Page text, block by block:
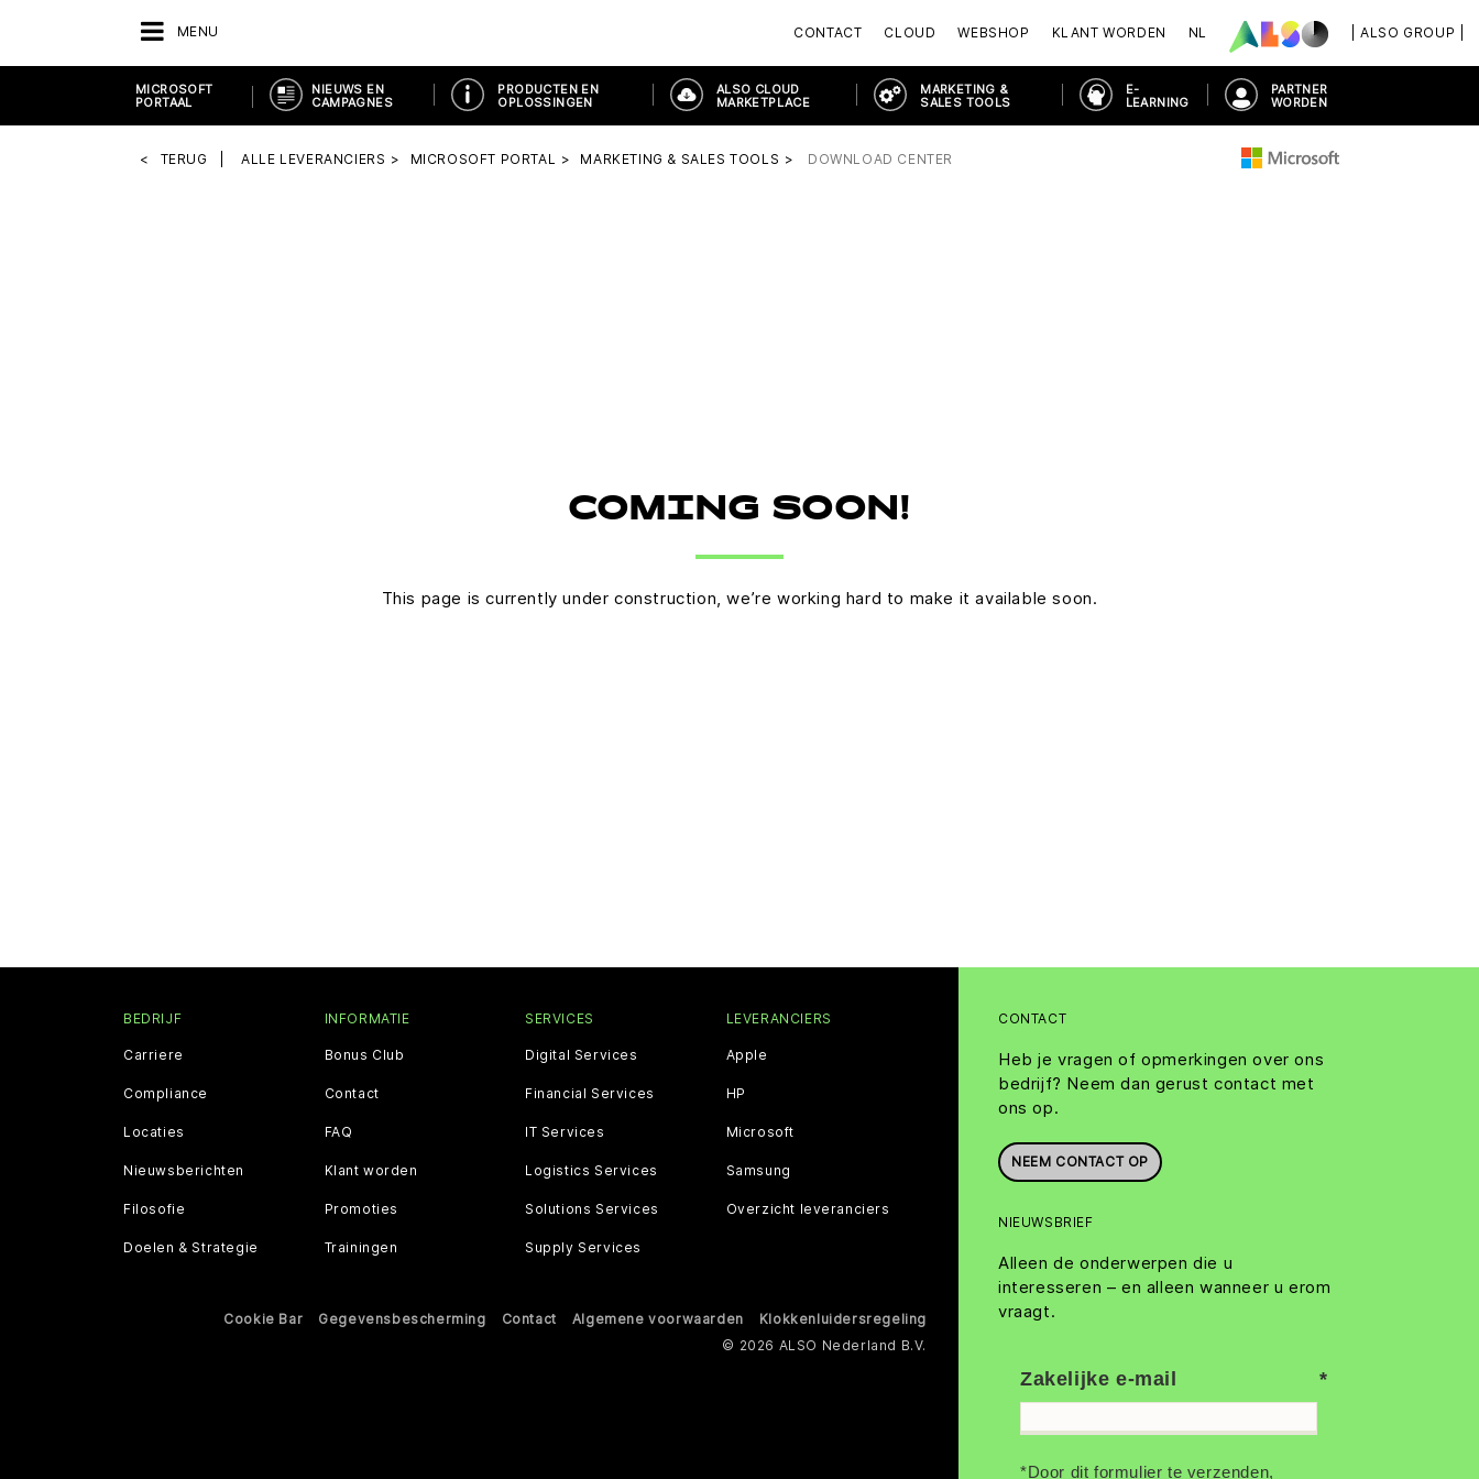
MENU | ALSO GROUP |
CONTACT CLOUD WEBSHOP KLANT WORDEN NL
MICROSOFT
PORTAAL
NIEUWS EN
CAMPAGNES
PRODUCTEN EN
OPLOSSINGEN
ALSO CLOUD
MARKETPLACE
MARKETING &
SALES TOOLS
E-
LEARNING
PARTNER
WORDEN
TERUG ALLE LEVERANCIERS MICROSOFT PORTAL MARKETING & SALES TOOLS DOWNLOAD CENTER
COMING SOON!
This page is currently under construction, we’re working hard to make it available soon.
CONTACT
Heb je vragen of opmerkingen over ons
bedrijf? Neem dan gerust contact met
ons op.
NEEM CONTACT OP
NIEUWSBRIEF
Alleen de onderwerpen die u
interesseren – en alleen wanneer u erom
vraagt.
Zakelijke e-mail
*Door dit formulier te verzenden,
BEDRIJF
Carriere
Compliance
Locaties
Nieuwsberichten
Filosofie
Doelen & Strategie
INFORMATIE
Bonus Club
Contact
FAQ
Klant worden
Promoties
Trainingen
SERVICES
Digital Services
Financial Services
IT Services
Logistics Services
Solutions Services
Supply Services
LEVERANCIERS
Apple
HP
Microsoft
Samsung
Overzicht leveranciers
Cookie Bar Gegevensbescherming Contact Algemene voorwaarden
Klokkenluidersregeling
© 2026 ALSO Nederland B.V.